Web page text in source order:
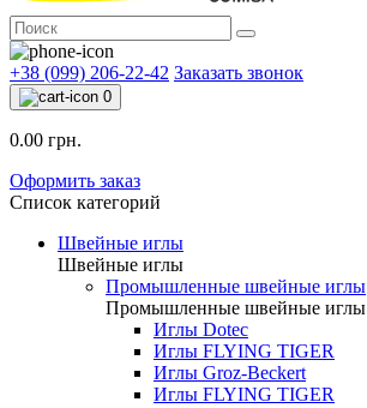
+38 (099) 206-22-42 Заказать звонок
0
0.00 грн.
Оформить заказ
Список категорий
Швейные иглы
Швейные иглы
Промышленные швейные иглы
Промышленные швейные иглы
Иглы Dotec
Иглы FLYING TIGER
Иглы Groz-Beckert
Иглы FLYING TIGER